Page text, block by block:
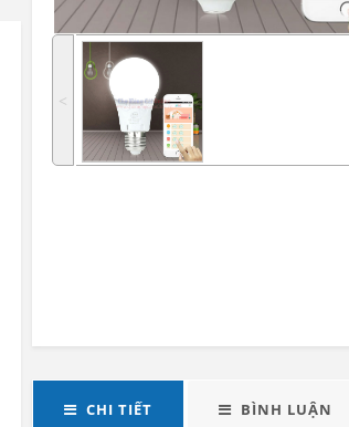
˂
CHI TIẾT BÌNH LUẬN
LED tuýp cầm tay đa
năng...
Đèn tích điện cao
cấp KM 792C